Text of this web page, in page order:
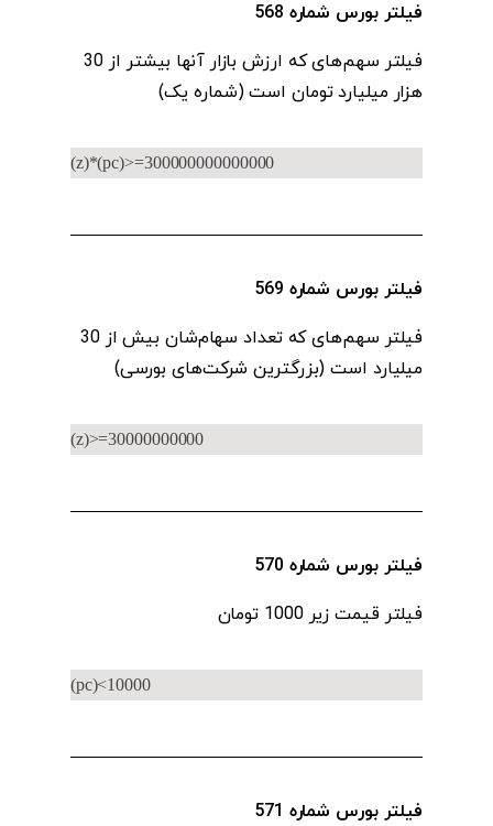
فیلتر بورس شماره 568
فیلتر سهم‌های که ارزش بازار آنها بیشتر از 30
هزار میلیارد تومان است (شماره یک)
(z)*(pc)>=300000000000000
فیلتر بورس شماره 569
فیلتر سهم‌های که تعداد سهام‌شان بیش از 30
میلیارد است (بزرگترین شرکت‌های بورسی)
(z)>=30000000000
فیلتر بورس شماره 570
فیلتر قیمت‌ زیر 1000 تومان
(pc)<10000
فیلتر بورس شماره 571